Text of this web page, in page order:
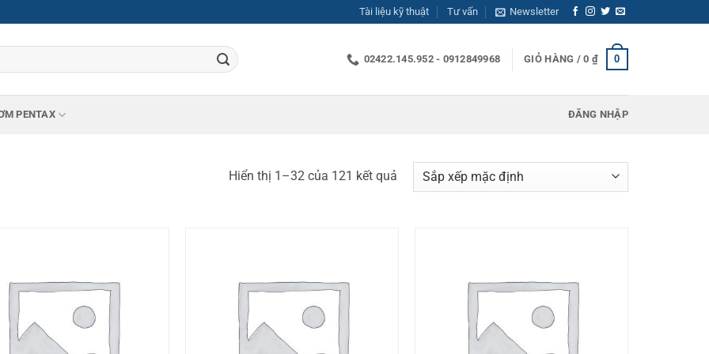
Tài liệu kỹ thuật Tư vấn Newsletter
02422.145.952 - 0912849968 GIỎ HÀNG /0 ₫ 0
PENTAX ĐĂNG NHẬP
Hiển thị 1–32 của 121 kết quả